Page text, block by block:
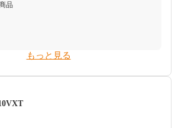
すすめできるか
むので、埃を簡単に吸い取りたい人、時間の
短をしたい人に向いていると思います。
なりましたが、使う時間を短くしたり、持ち
たので、気にならなくなりました。
りスタイリッシュなので部屋の雰囲気を崩さ
かったです。また、溜まったゴミの捨て方に
エコモードもあるので、そちらのモードを使
れますが、やはりフルパワーで使いたいの
タイミングは少し気を遣います。
性の向上、洗濯の効率化、洗濯物のダメージ
洗濯機は静かだと聞いていたが、実際に使用
ューを見て、静音性が高いことを再確認。特に
量性能や高速洗濯機能などを知り、効率的な
期待していた。しかし、調べる中で実際の洗
ラムの違いを比較し、さらに効率化の期待が
品
用しており、普通の掃除機を持たずとも生活
な掃除機を探していたのですが、吸引力があ
もっと見る